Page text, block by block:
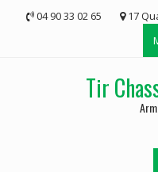
04 90 33 02 65
17
Tir